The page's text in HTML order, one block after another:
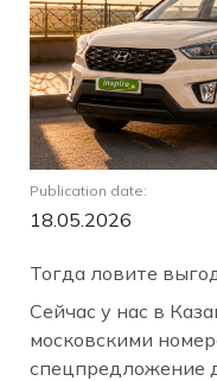
Publication date:
18.05.2026
Тогда ловите
Сейчас у нас в
московскими
спецпредложение